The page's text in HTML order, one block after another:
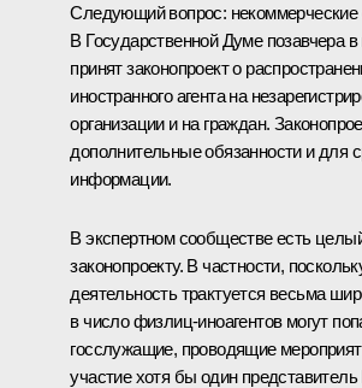
Следующий вопрос: некоммерческие
В Государственной Думе позавчера
принят законопроект о
иностранного агента на
организации и на граждан.
дополнительные обязанности и для
информации.
В экспертном сообществе есть
законопроекту. В частности,
деятельность трактуется весьма
в число физлиц-иноагентов могут
госслужащие, проводящие
участие хотя бы один